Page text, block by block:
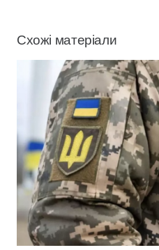
Схожі матеріали